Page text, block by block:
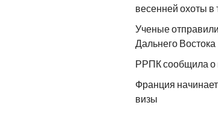
весенней охоты в
Ученые
Дальнего Востока
РРПК сообщила о
Франция
визы